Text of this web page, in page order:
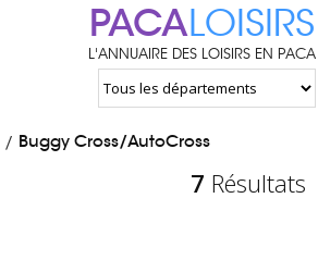
PACALOISIRS
L'ANNUAIRE DES LOISIRS EN PACA
/ Buggy Cross/AutoCross
7 Résultats